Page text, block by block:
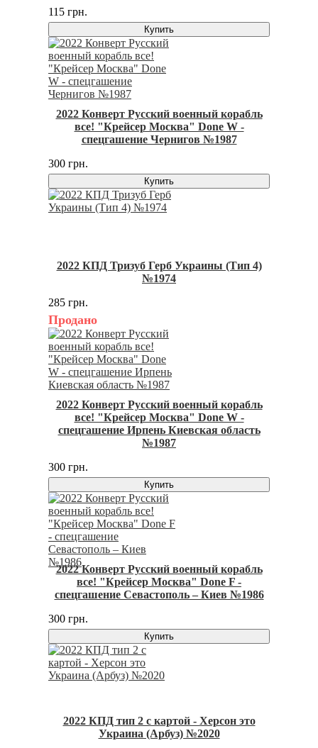
115 грн.
Купить
2022 Конверт Русский военный корабль
все! "Крейсер Москва" Done W -
спецгашение Чернигов №1987
300 грн.
Купить
2022 КПД Тризуб Герб Украины (Тип 4)
№1974
285 грн.
Продано
2022 Конверт Русский военный корабль
все! "Крейсер Москва" Done W -
спецгашение Ирпень Киевская область
№1987
300 грн.
Купить
2022 Конверт Русский военный корабль
все! "Крейсер Москва" Done F -
спецгашение Севастополь – Киев №1986
300 грн.
Купить
2022 КПД тип 2 с картой - Херсон это
Украина (Арбуз) №2020